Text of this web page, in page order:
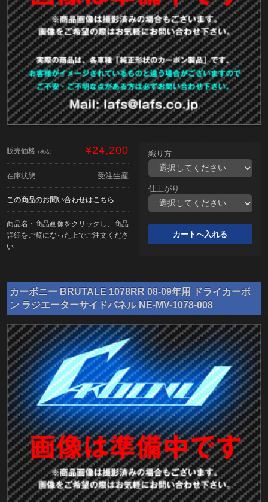
販売価格 （税込） ¥24,200
在庫状態 受注生産
この商品のお問い合わせはこちら
商品名・商品画像をクリックし、商品
詳細をご覧になった上でご注文くださ
い
織り方
仕上がり
カーボニー BRUTALE 1078RR 08-09年用 ドライカーボ
ン ラジエーターサイドパネル NE-MV-1078-008